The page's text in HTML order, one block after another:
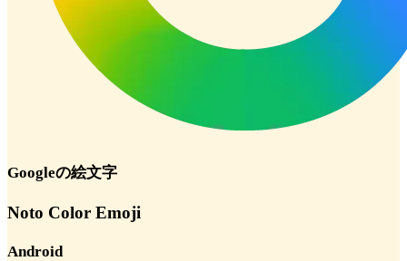
Googleの絵文字
Noto Color Emoji
Android